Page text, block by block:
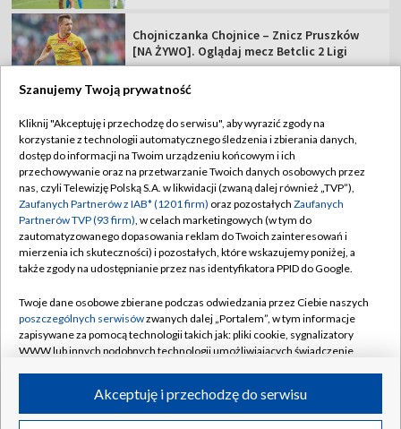
Chojniczanka Chojnice – Znicz Pruszków
[NA ŻYWO]. Oglądaj mecz Betclic 2 Ligi
TVP
Abonament TVP
Sklep TVP
Biuro Reklamy
Oferta Handlowa
Emisja w TVP
Rada Programowa
Ogłoszenia przetargowe
Akademia Telewizyjna
Regulamin TVP
Polityka prywatności
Moje zgody
Biuro reklamy
Kanały
©2026 Telewizja Polska Spółka Akcyjna w likwidacji
Szanujemy Twoją prywatność
Kliknij "Akceptuję i przechodzę do serwisu", aby wyrazić zgody na
korzystanie z technologii automatycznego śledzenia i zbierania danych,
dostęp do informacji na Twoim urządzeniu końcowym i ich
przechowywanie oraz na przetwarzanie Twoich danych osobowych przez
nas, czyli Telewizję Polską S.A. w likwidacji (zwaną dalej również „TVP”),
Zaufanych Partnerów z IAB* (1201 firm) oraz pozostałych Zaufanych
Partnerów TVP (93 firm), w celach marketingowych (w tym do
zautomatyzowanego dopasowania reklam do Twoich zainteresowań i
mierzenia ich skuteczności) i pozostałych, które wskazujemy poniżej, a
także zgody na udostępnianie przez nas identyfikatora PPID do Google.
Twoje dane osobowe zbierane podczas odwiedzania przez Ciebie naszych
poszczególnych serwisówzwanych dalej „Portalem”, w tym informacje
zapisywane za pomocą technologii takich jak: pliki cookie, sygnalizatory
WWW lub innych podobnych technologii umożliwiających świadczenie
ruchu w Internecie.Akceptuję i przechodzę do serwisu